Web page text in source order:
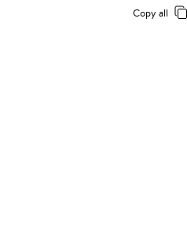
Copy all